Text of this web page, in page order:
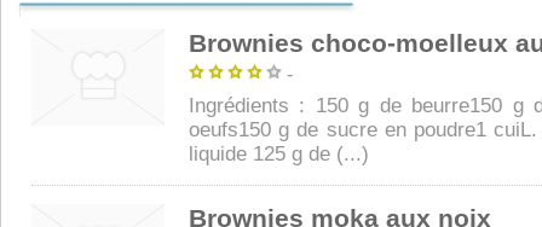
Brownies choco-moelleux
-
Ingrédients : 150 g de beurre150 g
oeufs150 g de sucre en poudre1
liquide 125 g de (...)
Brownies moka aux noix